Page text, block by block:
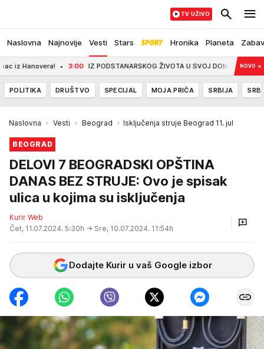
Naslovna Najnovije Vesti Stars Hronika Planeta
TV UŽIVO
3:00 IZ PODSTANARSKOG ŽIVOTA U SVOJ DOM! Mlada NOVO →
POLITIKA DRUŠTVO SPECIJAL MOJA PRIČA SRBIJA
Naslovna Vesti Beograd Isključenja struje Beograd 11. jul
BEOGRAD
DELOVI 7 BEOGRADSKI OPŠTINA
DANAS BEZ STRUJE: Ovo je spisak
ulica u kojima su isključenja
Kurir Web
Čet, 11.07.2024. 5:30h → Sre, 10.07.2024. 11:54h
Dodajte Kurir u vaš Google izbor